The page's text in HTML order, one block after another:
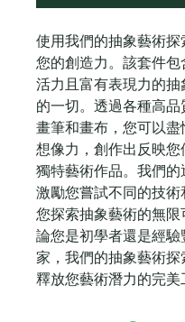
使用我們的抽象藝術探
您的創造力。該套件包
活力且富有表現力的抽
的一切。透過各種高品
畫筆和畫布，您可以盡
想像力，創作出反映您
獨特藝術作品。我們的
激勵您嘗試不同的技術
您探索抽象藝術的無限
論您是初學者還是經驗
家，我們的抽象藝術探
釋放您藝術潛力的完美